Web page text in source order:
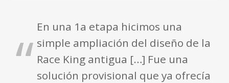
En una 1a etapa hicimos una
simple ampliación del diseño de la
Race King antigua […] Fue una
solución provisional que ya ofrecía